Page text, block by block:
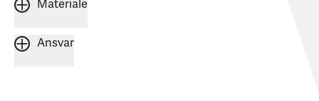
Materiale
Ansvar